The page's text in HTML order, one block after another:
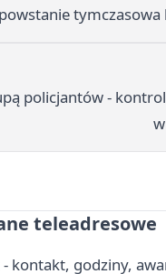
tymczasowa
policjantów -
teleadresowe
- kontakt, godziny,